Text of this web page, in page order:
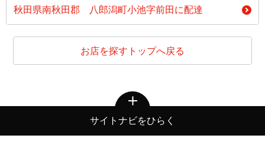
秋田県南秋田郡 八郎潟町小池字前田に配達
お店を探すトップへ戻る
サイトナビをひらく